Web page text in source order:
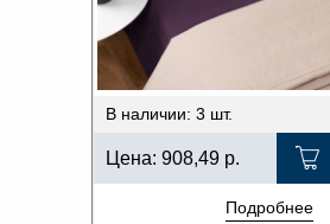
В наличии: 3 шт.
Цена: 908,49 р.
Подробнее